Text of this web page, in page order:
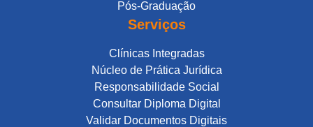
Pós-Graduação
Serviços
Clínicas Integradas
Núcleo de Prática Jurídica
Responsabilidade Social
Consultar Diploma Digital
Validar Documentos Digitais